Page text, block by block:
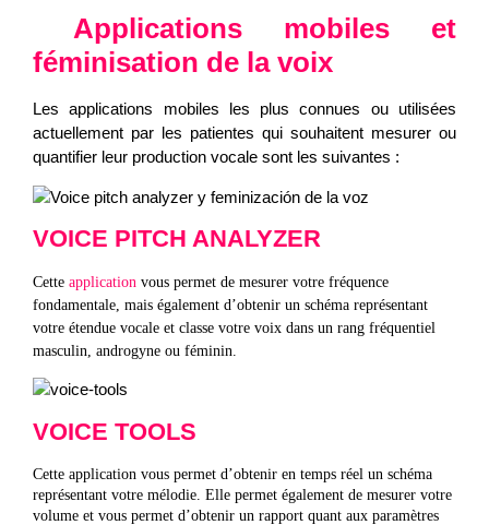
Applications mobiles et
féminisation de la voix
Les applications mobiles les plus connues ou utilisées
actuellement par les patientes qui souhaitent mesurer ou
quantifier leur production vocale sont les suivantes :
VOICE PITCH ANALYZER
Cette application vous permet de mesurer votre fréquence
fondamentale, mais également d’obtenir un schéma représentant
votre étendue vocale et classe votre voix dans un rang fréquentiel
masculin, androgyne ou féminin.
VOICE TOOLS
Cette application vous permet d’obtenir en temps réel un schéma
représentant votre mélodie. Elle permet également de mesurer votre
volume et vous permet d’obtenir un rapport quant aux paramètres